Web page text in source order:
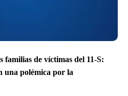
de víctimas del 11-S:
una polémica por la